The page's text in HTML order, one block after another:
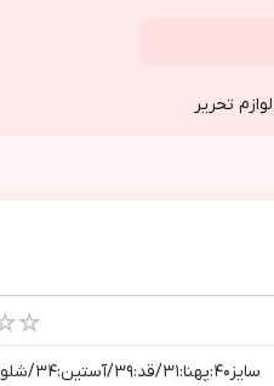
لوازم تحریر
سایز٤٠:پهنا:۳۱/قد:۳۹/آستین:۳۴/شلوار:۵۴